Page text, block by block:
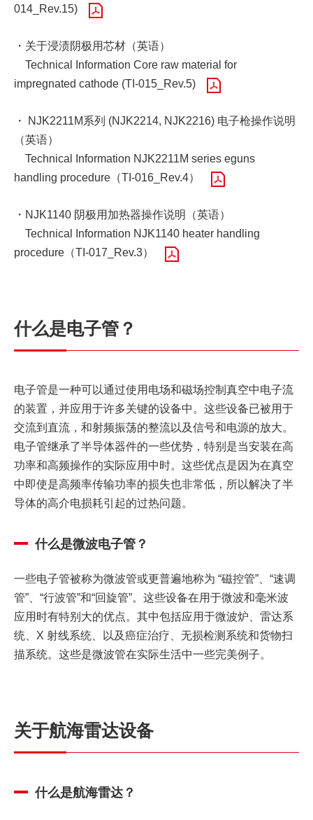
014_Rev.15)
・关于浸渍阴极用芯材（英语）
Technical Information Core raw material for
impregnated cathode (TI-015_Rev.5)
・ NJK2211M系列 (NJK2214, NJK2216) 电子枪操作说明
（英语）
Technical Information NJK2211M series eguns
handling procedure（TI-016_Rev.4）
・NJK1140 阴极用加热器操作说明（英语）
Technical Information NJK1140 heater handling
procedure（TI-017_Rev.3）
什么是电子管？
电子管是一种可以通过使用电场和磁场控制真空中电子流
的装置，并应用于许多关键的设备中。这些设备已被用于
交流到直流，和射频振荡的整流以及信号和电源的放大。
电子管继承了半导体器件的一些优势，特别是当安装在高
功率和高频操作的实际应用中时。这些优点是因为在真空
中即使是高频率传输功率的损失也非常低，所以解决了半
导体的高介电损耗引起的过热问题。
什么是微波电子管？
一些电子管被称为微波管或更普遍地称为 “磁控管”、“速调
管”、“行波管”和“回旋管”。这些设备在用于微波和毫米波
应用时有特别大的优点。其中包括应用于微波炉、雷达系
统、X 射线系统、以及癌症治疗、无损检测系统和货物扫
描系统。这些是微波管在实际生活中一些完美例子。
关于航海雷达设备
什么是航海雷达？